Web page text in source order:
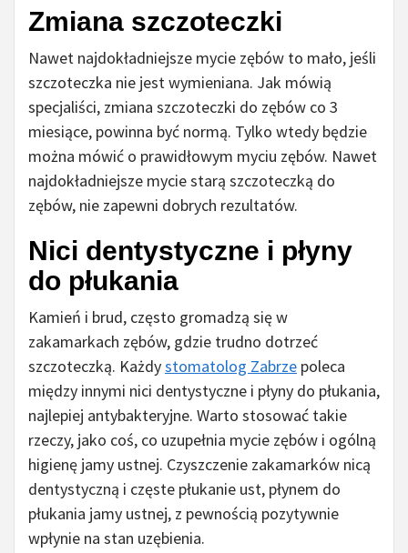
Zmiana szczoteczki
Nawet najdokładniejsze mycie zębów to mało, jeśli
szczoteczka nie jest wymieniana. Jak mówią
specjaliści, zmiana szczoteczki do zębów co 3
miesiące, powinna być normą. Tylko wtedy będzie
można mówić o prawidłowym myciu zębów. Nawet
najdokładniejsze mycie starą szczoteczką do
zębów, nie zapewni dobrych rezultatów.
Nici dentystyczne i płyny
do płukania
Kamień i brud, często gromadzą się w
zakamarkach zębów, gdzie trudno dotrzeć
szczoteczką. Każdystomatolog Zabrze poleca
między innymi nici dentystyczne i płyny do płukania,
najlepiej antybakteryjne. Warto stosować takie
rzeczy, jako coś, co uzupełnia mycie zębów i ogólną
higienę jamy ustnej. Czyszczenie zakamarków nicą
dentystyczną i częste płukanie ust, płynem do
płukania jamy ustnej, z pewnością pozytywnie
wpłynie na stan uzębienia.